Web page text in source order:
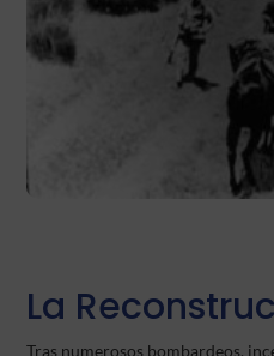
La
Tras numerosos bombardeos,